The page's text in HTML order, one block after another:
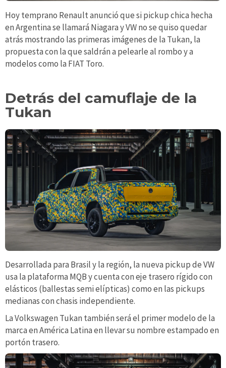
Hoy temprano Renault anunció que si pickup chica hecha
en Argentina se llamará Niagara y VW no se quiso quedar
atrás mostrando las primeras imágenes de la Tukan, la
propuesta con la que saldrán a pelearle al rombo y a
modelos como la FIAT Toro.
Detrás del camuflaje de la
Tukan
Desarrollada para Brasil y la región, la nueva pickup de VW
usa la plataforma MQB y cuenta con eje trasero rígido con
elásticos (ballestas semi elípticas) como en las pickups
medianas con chasis independiente.
La Volkswagen Tukan también será el primer modelo de la
marca en América Latina en llevar su nombre estampado en
portón trasero.